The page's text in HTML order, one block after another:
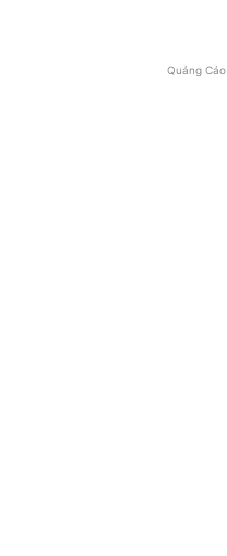
Quảng Cáo